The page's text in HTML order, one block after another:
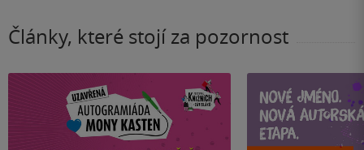
Články, které stojí za pozornost